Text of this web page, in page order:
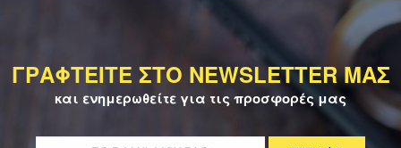
ΓΡΑΦΤΕΙΤΕ ΣΤΟ NEWSLETTER ΜΑΣ
και ενημερωθείτε για τις προσφορές μας